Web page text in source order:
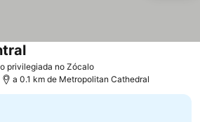
privilegiada no Zócalo
a 0.1 km de Metropolitan Cathedral